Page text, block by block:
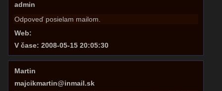
admin
Odpoveď posielam mailom.
Web:
V čase: 2008-05-15 20:05:30
Martin
majcikmartin@inmail.sk